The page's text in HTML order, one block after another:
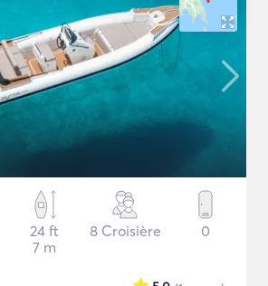
24 ft
7 m
8 Croisière 0